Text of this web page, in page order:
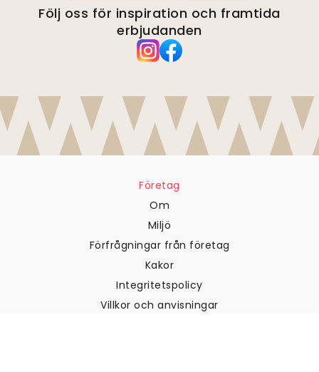
Följ oss för inspiration och framtida
erbjudanden
Företag
Om
Miljö
Förfrågningar från företag
Kakor
Integritetspolicy
Villkor och anvisningar